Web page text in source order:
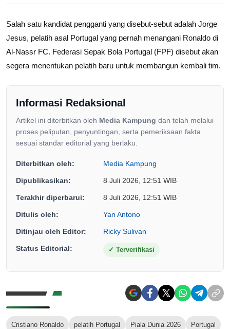
Salah satu kandidat pengganti yang disebut-sebut adalah Jorge
Jesus, pelatih asal Portugal yang pernah menangani Ronaldo di
Al-Nassr FC. Federasi Sepak Bola Portugal (FPF) disebut akan
segera menentukan pelatih baru untuk membangun kembali tim.
Informasi Redaksional
Artikel ini diterbitkan oleh Media Kampung dan telah melalui
proses peliputan, penyuntingan, serta pemeriksaan fakta
sesuai standar editorial yang berlaku.
Diterbitkan oleh: Media Kampung
Dipublikasikan: 8 Juli 2026, 12:51 WIB
Terakhir diperbarui: 8 Juli 2026, 12:51 WIB
Ditulis oleh: Yan Antono
Ditinjau oleh Editor: Ricky Sulivan
Status Editorial: ✓ Terverifikasi
Cristiano Ronaldo pelatih Portugal Piala Dunia 2026 Portugal